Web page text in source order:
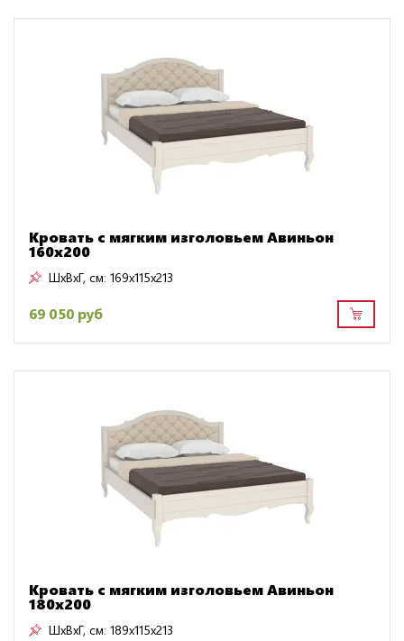
Кровать с мягким изголовьем Авиньон
160х200
ШxВxГ, см: 169x115x213
69 050 руб
Кровать с мягким изголовьем Авиньон
180х200
ШxВxГ, см: 189x115x213